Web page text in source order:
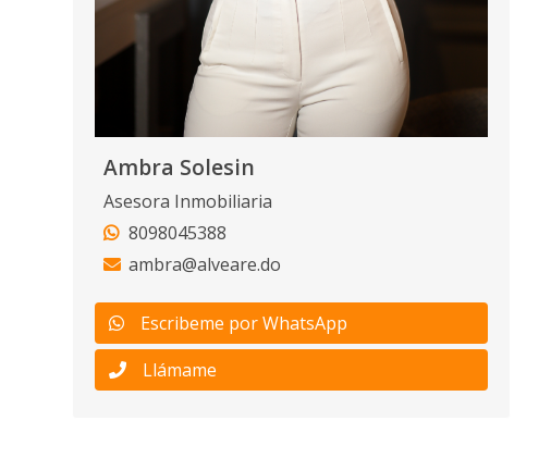
Ambra Solesin
Asesora Inmobiliaria
8098045388
ambra@alveare.do
Escribeme por WhatsApp
Llámame